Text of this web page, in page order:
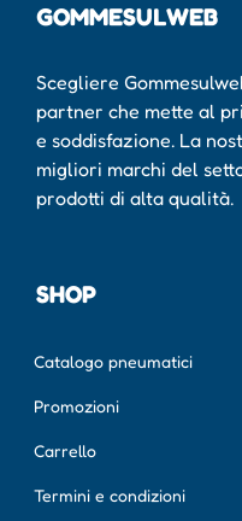
GOMMESULWEB
Scegliere
partner che mette al
e soddisfazione. La
migliori marchi del
prodotti di alta qualità.
SHOP
Catalogo pneumatici
Promozioni
Carrello
Termini e condizioni